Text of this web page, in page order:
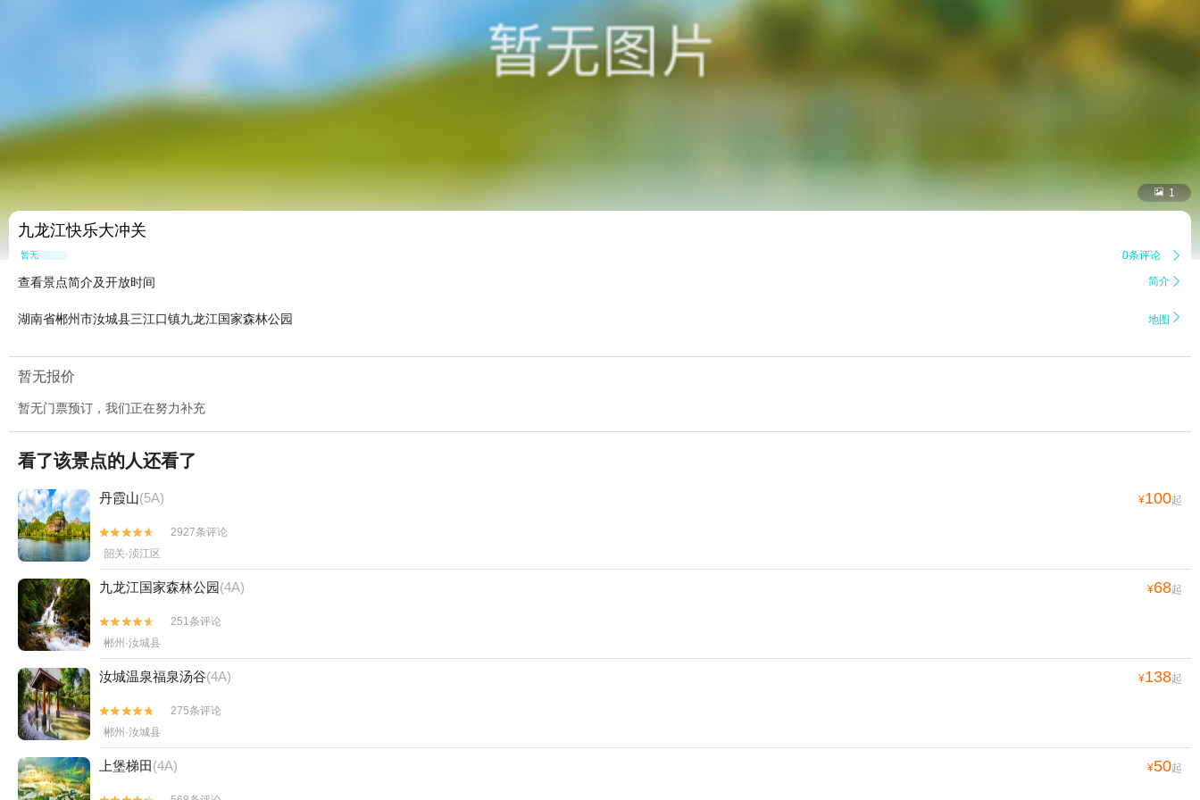
 1
九龙江快乐大冲关
暂无点评 0条评论 
查看景点简介及开放时间 简介 
湖南省郴州市汝城县三江口镇九龙江国家森林公园 地图 
暂无报价
暂无门票预订，我们正在努力补充
看了该景点的人还看了
丹霞山(5A) ¥100起


2927条评论
韶关·浈江区
九龙江国家森林公园(4A) ¥68起


251条评论
郴州·汝城县
汝城温泉福泉汤谷(4A) ¥138起


275条评论
郴州·汝城县
上堡梯田(4A) ¥50起